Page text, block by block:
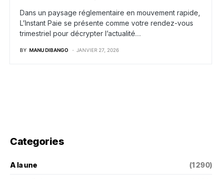
Dans un paysage réglementaire en mouvement rapide,
L’Instant Paie se présente comme votre rendez-vous
trimestriel pour décrypter l’actualité…
BY MANU DIBANGO JANVIER 27, 2026
Categories
A la une (1 290)